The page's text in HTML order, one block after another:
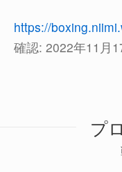
https://
確認: 2022年11月
プ